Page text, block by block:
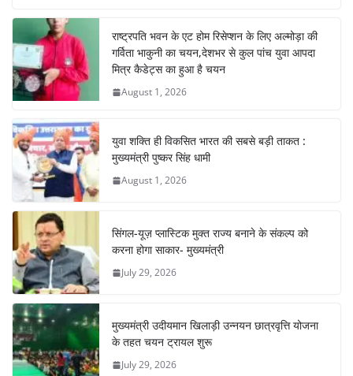
b
o
o
k
A
p
p
st a
m
dI
n
राष्ट्रपति भवन के एट होम रिसेप्शन के लिए अल्मोड़ा की
गर्विता भाकुनी का चयन,देशभर से कुल पांच युवा आपदा
मित्र कैडेट्स का हुआ है चयन
August 1, 2026
युवा शक्ति ही विकसित भारत की सबसे बड़ी ताकत :
मुख्यमंत्री पुष्कर सिंह धामी
August 1, 2026
सिंगल-यूज़ प्लास्टिक मुक्त राज्य बनाने के संकल्प को
करना होगा साकार- मुख्यमंत्री
July 29, 2026
मुख्यमंत्री उदीयमान खिलाड़ी उन्नयन छात्रवृत्ति योजना
के तहत चयन ट्रायल शुरू
July 29, 2026